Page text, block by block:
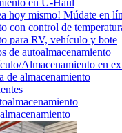
hoy mismo! Múdate en
con control de
para RV, vehículo y bote
de autoalmacenamiento
Almacenamiento en
de almacenamiento